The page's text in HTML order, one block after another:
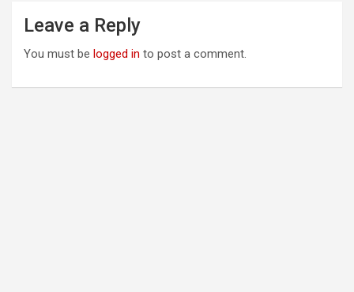
Leave a Reply
You must be logged in to post a comment.